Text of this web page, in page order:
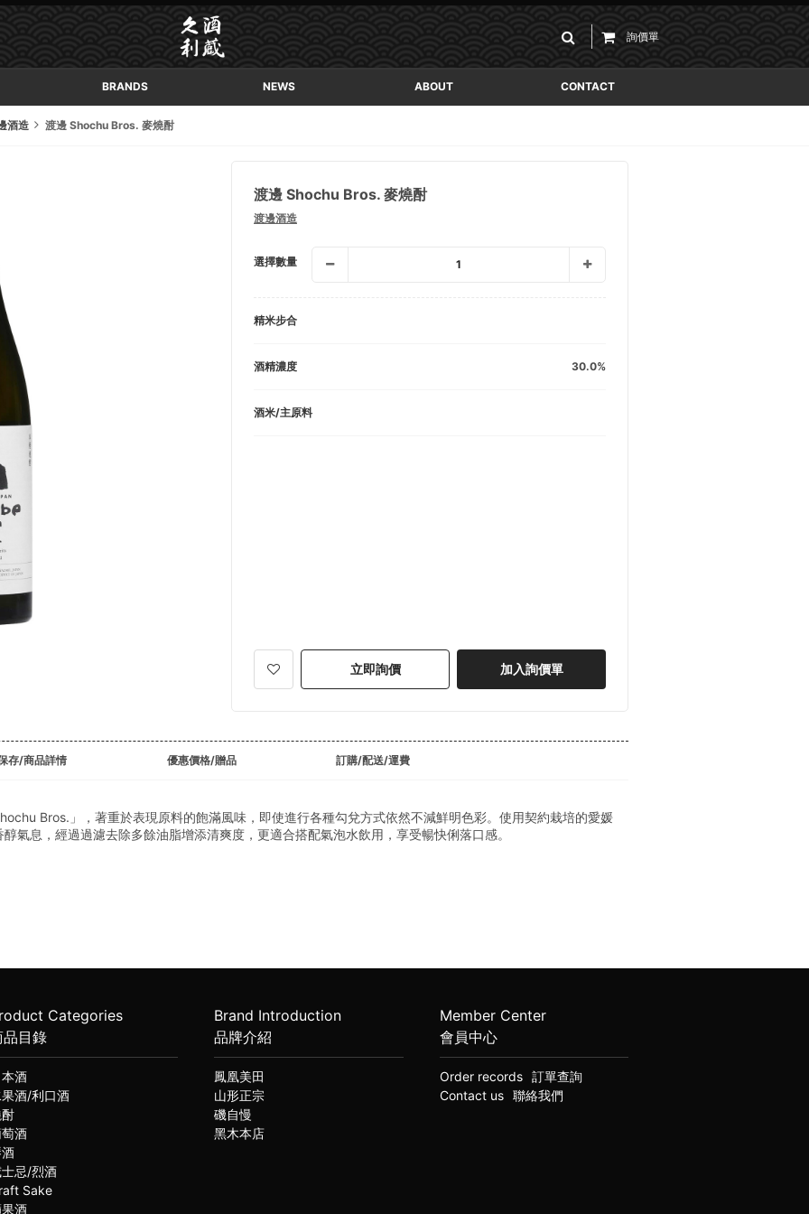
詢價單
BRANDS NEWS ABOUT CONTACT
酒造 渡邊 Shochu Bros. 麥燒酎
渡邊 Shochu Bros. 麥燒酎
渡邊酒造
選擇數量 1
精米步合
酒精濃度 30.0
酒米/主原料
立即詢價 加入詢價單
存/商品詳情 優惠價格/贈品 訂購/配送/運費
Bros.」，著重於表現原料的飽滿風味，即使進行各種勾兌方式依然不減鮮明色彩。使用契約栽培的愛媛
氣息，經過過濾去除多餘油脂增添清爽度，更適合搭配氣泡水飲用，享受暢快俐落口感。
Categories
品目錄
酒
酒/利口酒
酒
忌/烈酒
Sake
酒
Brand Introduction
品牌介紹
鳳凰美田
山形正宗
磯自慢
黑木本店
Member Center
會員中心
Order records
訂單查詢
Contact us
聯絡我們